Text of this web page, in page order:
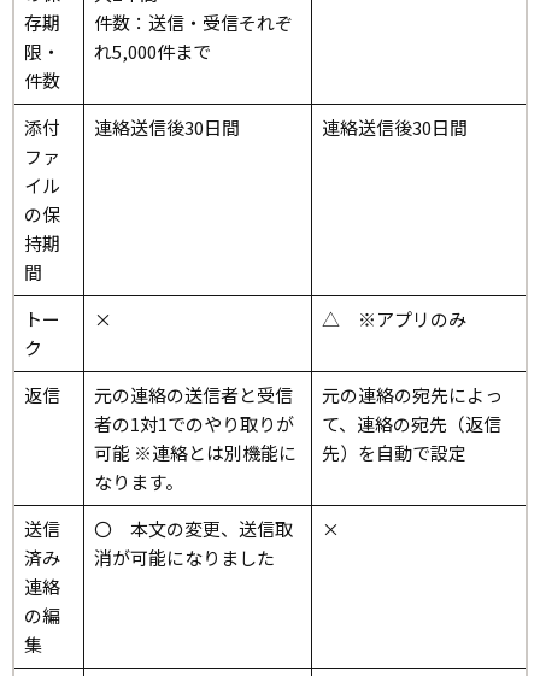
存期
限・
件数
件数：送信・受信それぞ
れ5,000件まで
添付
ファ
イル
の保
持期
間
連絡送信後30日間 連絡送信後30日間
トー
ク
× △ ※アプリのみ
返信
元の連絡の送信者と受信
者の1対1でのやり取りが
可能 ※連絡とは別機能に
なります。
元の連絡の宛先によっ
て、連絡の宛先（返信
先）を自動で設定
送信
済み
連絡
の編
集
〇 本文の変更、送信取
消が可能になりました
×